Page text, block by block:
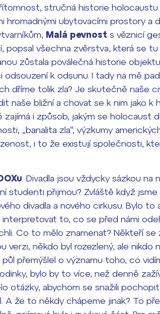
stručná historie holocaustu
hromadnými ubytovacími prostory a
Malá pevnost s věznicí
popsal všechna zvěrstva, která se
zůstala poválečná historie
odsouzení k odsunu. I tady na mě
dříme tolik zla? Je skutečně naše
naše bližní a chovat se k nim jako k
i způsob, jakým se holocaust
„banalita zla“, výzkumy
i to že existují společnosti,
. Divadla jsou vždycky sázkou na
studenti přijmou? Zvláště když jsme
divadla a nového cirkusu. Bylo to
to, co se před námi
Co to mělo znamenat? Někteří se
verzi, někdo byl rozezlený, ale nikdo
přemýšlel o významu toho, co
bylo by to více, než denně
otázky, abychom se snažili
A že to někdy chápeme jinak? To